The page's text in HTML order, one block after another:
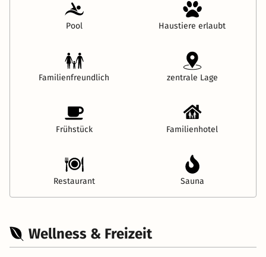
Pool Haustiere erlaubt
Familienfreundlich zentrale Lage
Frühstück Familienhotel
Restaurant Sauna
Wellness & Freizeit